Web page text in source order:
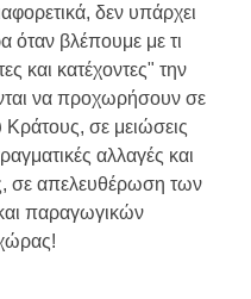
δεν υπάρχει
όταν βλέπουμε με τι
και κατέχοντες" την
να προχωρήσουν σε
Κράτους, σε μειώσεις
αλλαγές και
σε απελευθέρωση των
παραγωγικών